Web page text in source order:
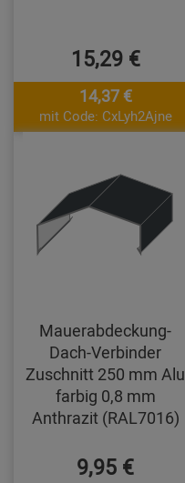
15,29 €
14,37 €
mit Code: CxLyh2Ajne
Mauerabdeckung-
Dach-Verbinder
Zuschnitt 250 mm Alu
farbig 0,8 mm
Anthrazit (RAL7016)
9,95 €